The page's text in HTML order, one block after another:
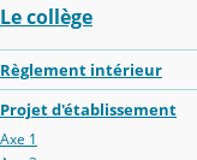
Le collège
Règlement intérieur
Projet d'établissement
Axe 1